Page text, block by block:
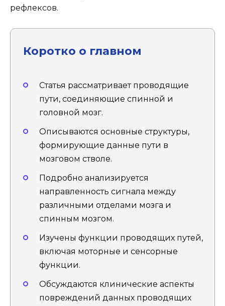
рефлексов.
Коротко о главном
Статья рассматривает проводящие
пути, соединяющие спинной и
головной мозг.
Описываются основные структуры,
формирующие данные пути в
мозговом стволе.
Подробно анализируется
направленность сигнала между
различными отделами мозга и
спинным мозгом.
Изучены функции проводящих путей,
включая моторные и сенсорные
функции.
Обсуждаются клинические аспекты
повреждений данных проводящих